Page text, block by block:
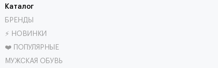
Каталог
БРЕНДЫ
⚡ НОВИНКИ
❤️ ПОПУЛЯРНЫЕ
МУЖСКАЯ ОБУВЬ